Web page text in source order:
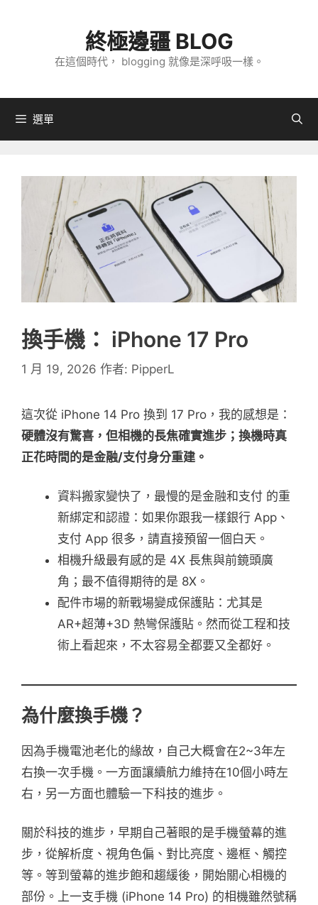
內
終極邊疆 BLOG
在這個時代， blogging 就像是深呼吸一樣。
選單
換手機： iPhone 17 Pro
1 月 19, 2026 作者: PipperL
這次從 iPhone 14 Pro 換到 17 Pro，我的感想是：
硬體沒有驚喜，但相機的長焦確實進步；換機時真
正花時間的是金融/支付身分重建。
資料搬家變快了，最慢的是金融和支付 的重
新綁定和認證：如果你跟我一樣銀行 App、
支付 App 很多，請直接預留一個白天。
相機升級最有感的是 4X 長焦與前鏡頭廣
角；最不值得期待的是 8X。
配件市場的新戰場變成保護貼：尤其是
AR+超薄+3D 熱彎保護貼。然而從工程和技
術上看起來，不太容易全都要又全都好。
為什麼換手機？
因為手機電池老化的緣故，自己大概會在2~3年左
右換一次手機。一方面讓續航力維持在10個小時左
右，另一方面也體驗一下科技的進步。
關於科技的進步，早期自己著眼的是手機螢幕的進
步，從解析度、視角色偏、對比亮度、邊框、觸控
等。等到螢幕的進步飽和趨緩後，開始關心相機的
部份。上一支手機 (iPhone 14 Pro) 的相機雖然號稱